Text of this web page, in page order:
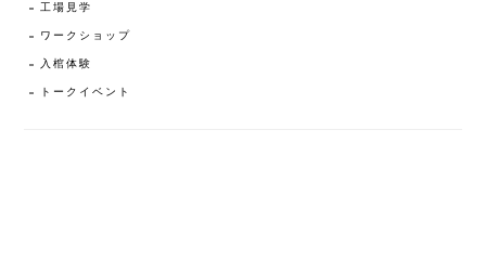
工場見学
ワークショップ
入棺体験
トークイベント